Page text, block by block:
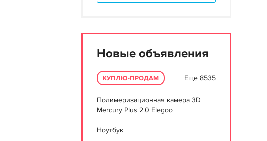
Новые объявления
КУПЛЮ-ПРОДАМ Еще 8535
Полимеризационная камера 3D
Mercury Plus 2.0 Elegoo
Ноутбук